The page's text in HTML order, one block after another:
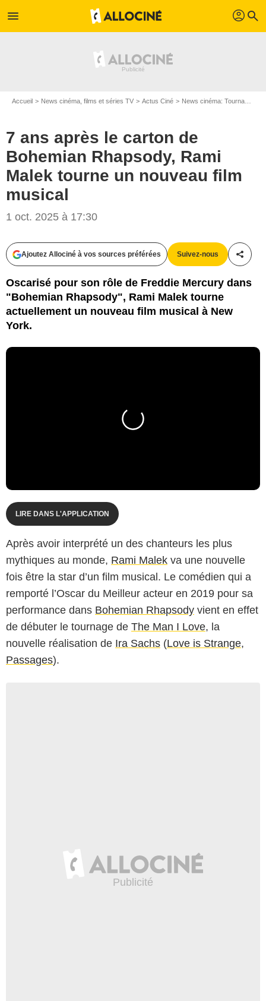
menu profil search
Accueil News cinéma, films et séries TV Actus Ciné News cinéma: Tournages
7 ans après le carton de
Bohemian Rhapsody, Rami
Malek tourne un nouveau film
musical
1 oct. 2025 à 17:30
Ajoutez Allociné à vos sources préférées Suivez-nous
Oscarisé pour son rôle de Freddie Mercury dans
"Bohemian Rhapsody", Rami Malek tourne
actuellement un nouveau film musical à New
York.
LIRE DANS L'APPLICATION
Après avoir interprété un des chanteurs les plus
mythiques au monde, Rami Malek va une nouvelle
fois être la star d’un film musical. Le comédien qui a
remporté l’Oscar du Meilleur acteur en 2019 pour sa
performance dans Bohemian Rhapsody vient en effet
de débuter le tournage de The Man I Love, la
nouvelle réalisation de Ira Sachs (Love is Strange,
Passages).